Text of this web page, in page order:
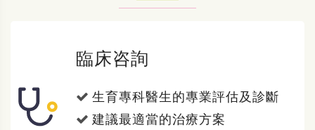
臨床咨詢
生育專科醫生的專業評估及診斷
建議最適當的治療方案